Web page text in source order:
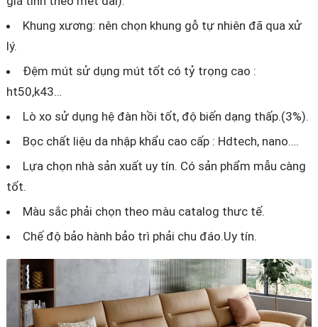
Khung xương: nên chọn khung gỗ tự nhiên đã qua xử
lý.
Đệm mút sử dụng mút tốt có tỷ trọng cao :
ht50,k43…
Lò xo sử dụng hệ đàn hồi tốt, độ biến dạng thấp.(3%).
Bọc chất liệu da nhập khẩu cao cấp : Hdtech, nano….
Lựa chọn nhà sản xuất uy tín. Có sản phẩm mẫu càng
tốt.
Màu sắc phải chọn theo màu catalog thưc tế.
Chế độ bảo hành bảo trì phải chu đáo.Uy tín.